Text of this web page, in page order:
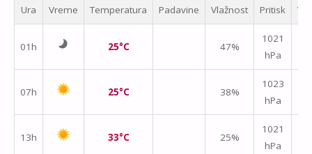
Ura Vreme Temperatura Padavine Vlažnost Pritisk
01h 25°C 47%
1021
hPa
07h 25°C 38%
1023
hPa
13h 33°C 25%
1021
hPa